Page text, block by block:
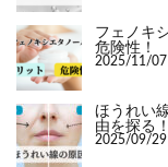
フェノキ
危険性！
2025/11/07
ほうれい
由を探る！
2025/09/29